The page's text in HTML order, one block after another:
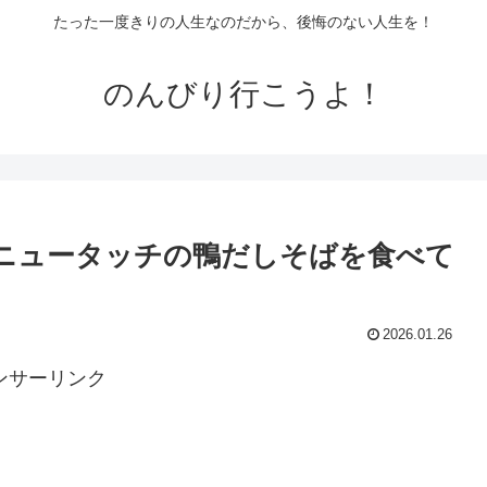
たった一度きりの人生なのだから、後悔のない人生を！
のんびり行こうよ！
ータッチの鴨だしそばを食べて
2026.01.26
サーリンク